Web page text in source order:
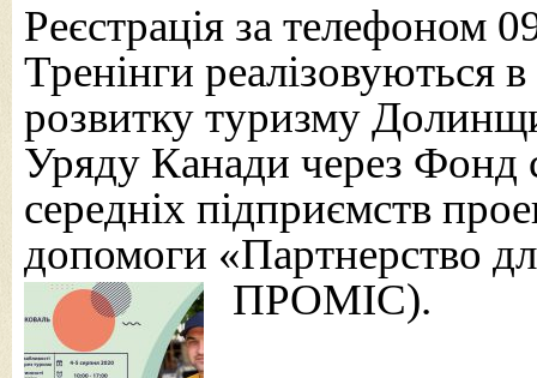
Реєстрація за телефоном
Тренінги реалізовуються
розвитку туризму
Уряду Канади через Фонд
середніх підприємств
допомоги «Партнерство
ПРОМІС).